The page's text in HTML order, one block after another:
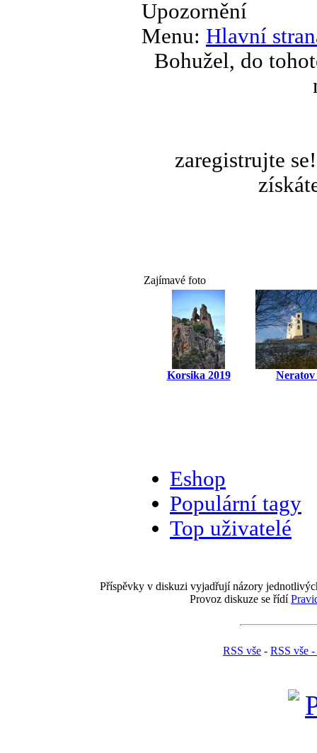
Upozornění
Menu: Hlavní
Bohužel, do
zaregistrujte
Zajímavé foto
Korsika 2019 Neratov
Eshop
Populární tagy
Top uživatelé
Příspěvky v diskuzi vyjadřují názory
Provoz diskuze se řídí
RSS vše - RSS vše